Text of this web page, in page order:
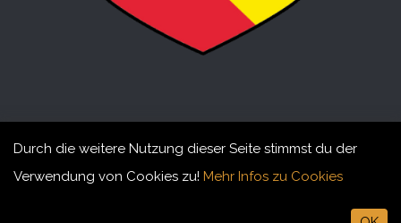
© 2015-2026 Döschwo Fründe Bärn. All rights reserved
Durch die weitere Nutzung dieser Seite stimmst du der
Verwendung von Cookies zu! Mehr Infos zu Cookies